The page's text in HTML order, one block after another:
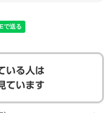
いる人は
ています